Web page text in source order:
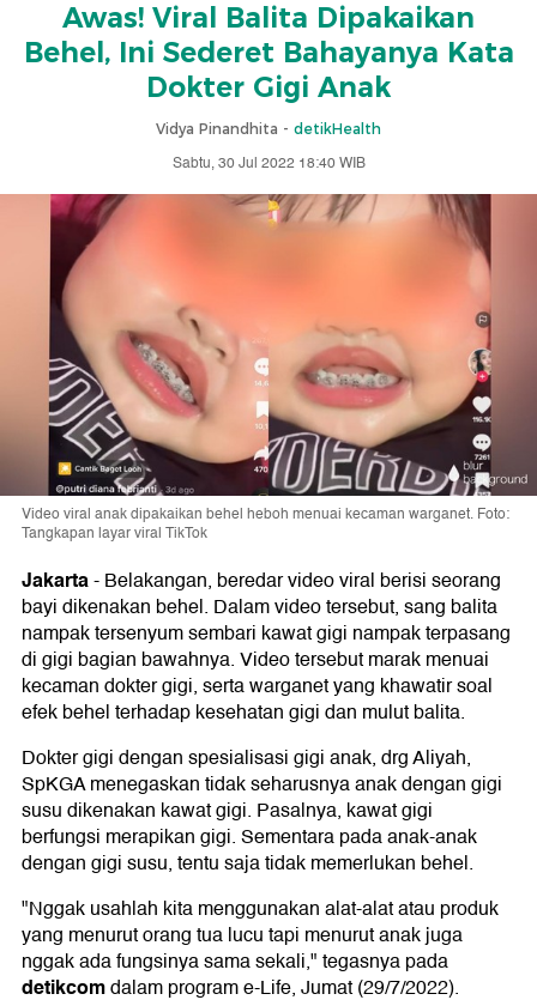
Awas! Viral Balita Dipakaikan
Behel, Ini Sederet Bahayanya Kata
Dokter Gigi Anak
Vidya Pinandhita - detikHealth
Sabtu, 30 Jul 2022 18:40 WIB
Video viral anak dipakaikan behel heboh menuai kecaman warganet. Foto:
Tangkapan layar viral TikTok
Jakarta-Belakangan, beredar video viral berisi seorang
bayi dikenakan behel. Dalam video tersebut, sang balita
nampak tersenyum sembari kawat gigi nampak terpasang
di gigi bagian bawahnya. Video tersebut marak menuai
kecaman dokter gigi, serta warganet yang khawatir soal
efek behel terhadap kesehatan gigi dan mulut balita.
Dokter gigi dengan spesialisasi gigi anak, drg Aliyah,
SpKGA menegaskan tidak seharusnya anak dengan gigi
susu dikenakan kawat gigi. Pasalnya, kawat gigi
berfungsi merapikan gigi. Sementara pada anak-anak
dengan gigi susu, tentu saja tidak memerlukan behel.
"Nggak usahlah kita menggunakan alat-alat atau produk
yang menurut orang tua lucu tapi menurut anak juga
nggak ada fungsinya sama sekali," tegasnya pada
detikcomdalam program e-Life, Jumat (29/7/2022).